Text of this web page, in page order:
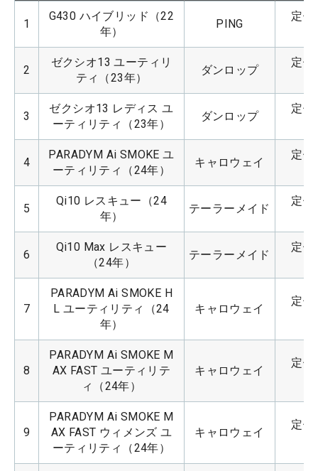
1
G430 ハイブリッド（22
年）
PING
定価
2
ゼクシオ13 ユーティリ
ティ（23年）
ダンロップ
定価
3
ゼクシオ13 レディス ユ
ーティリティ（23年）
ダンロップ
定価
4
PARADYM Ai SMOKE ユ
ーティリティ（24年）
キャロウェイ
定価
5
Qi10 レスキュー（24
年）
テーラーメイド
定価
6
Qi10 Max レスキュー
（24年）
テーラーメイド
定価
7
PARADYM Ai SMOKE H
L ユーティリティ（24
年）
キャロウェイ
定価
8
PARADYM Ai SMOKE M
AX FAST ユーティリテ
ィ（24年）
キャロウェイ
定価
9
PARADYM Ai SMOKE M
AX FAST ウィメンズ ユ
ーティリティ（24年）
キャロウェイ
定価